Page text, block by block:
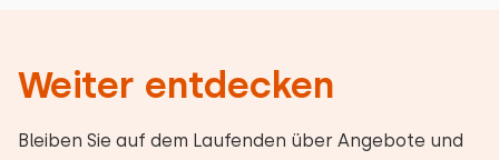
Weiter entdecken
Bleiben Sie auf dem Laufenden über Angebote und